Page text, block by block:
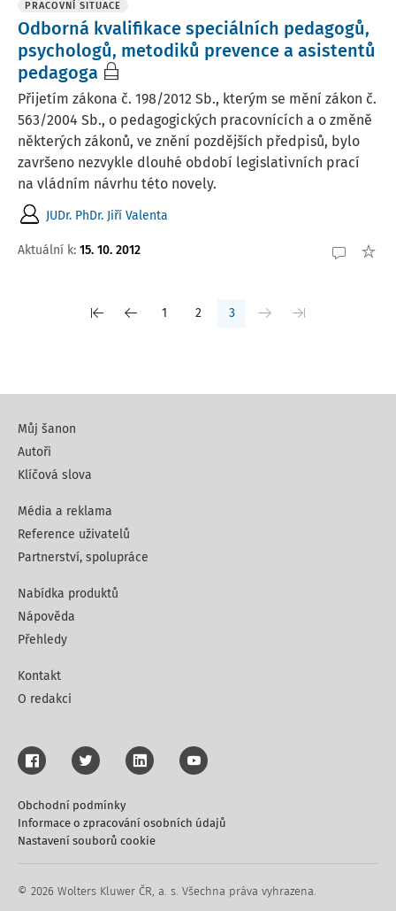
PRACOVNÍ SITUACE
Odborná kvalifikace speciálních pedagogů,
psychologů, metodiků prevence a asistentů
pedagoga
Přijetím zákona č. 198/2012 Sb., kterým se mění zákon č.
563/2004 Sb., o pedagogických pracovnících a o změně
některých zákonů, ve znění pozdějších předpisů, bylo
završeno nezvykle dlouhé období legislativních prací
na vládním návrhu této novely.
JUDr. PhDr. Jiří Valenta
Aktuální k: 15. 10. 2012
1 2 3
Můj šanon
Autoři
Klíčová slova
Média a reklama
Reference uživatelů
Partnerství, spolupráce
Nabídka produktů
Nápověda
Přehledy
Kontakt
O redakci
© 2026 Wolters Kluwer ČR, a. s. Všechna práva vyhrazena.
Obchodní podmínky
Informace o zpracování osobních údajů
Nastavení souborů cookie